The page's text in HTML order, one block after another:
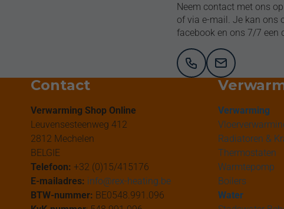
Neem contact met ons
of via e-mail. Je kan ons
facebook en ons 7/7 een
Contact
Verwarming Shop Online
Leuvensesteenweg 412
2812 Mechelen
BELGIE
Telefoon: +32 (0)15/415176
E-mailadres: info@rex-heating.be
BTW-nummer: BE0548.991.096
Verwarming
Radiatoren &
Thermostaten
Warmtepomp
Boilers
Water